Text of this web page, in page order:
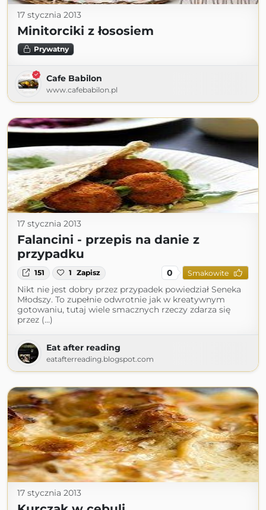
17 stycznia 2013
Minitorciki z łososiem
Prywatny
Cafe Babilon
www.cafebabilon.pl
17 stycznia 2013
Falancini - przepis na danie z
przypadku
151 1 Zapisz 0 Smakowite
Nikt nie jest dobry przez przypadek powiedział Seneka
Młodszy. To zupełnie odwrotnie jak w kreatywnym
gotowaniu, tutaj wiele smacznych rzeczy zdarza się
przez (...)
Eat after reading
eatafterreading.blogspot.com
17 stycznia 2013